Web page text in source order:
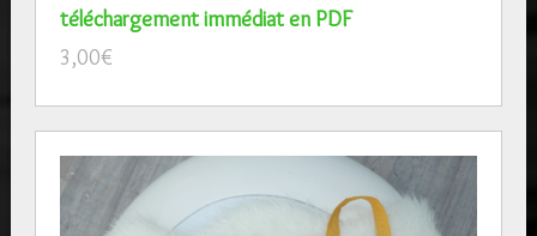
téléchargement immédiat en PDF
3,00€